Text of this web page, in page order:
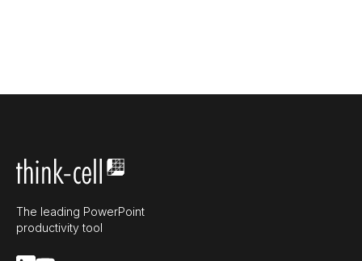
The leading PowerPoint
productivity tool